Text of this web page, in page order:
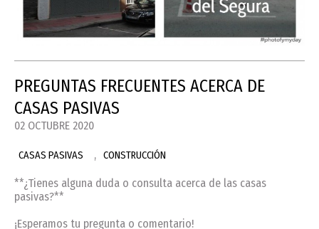
PREGUNTAS FRECUENTES ACERCA DE
CASAS PASIVAS
02 OCTUBRE 2020
CASAS PASIVAS , CONSTRUCCIÓN
**¿Tienes alguna duda o consulta acerca de las casas
pasivas?**
¡Esperamos tu pregunta o comentario!